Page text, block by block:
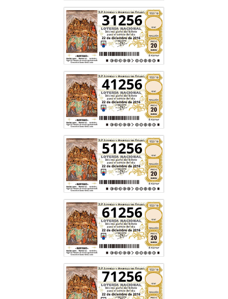
31256
41256
51256
61256
71256